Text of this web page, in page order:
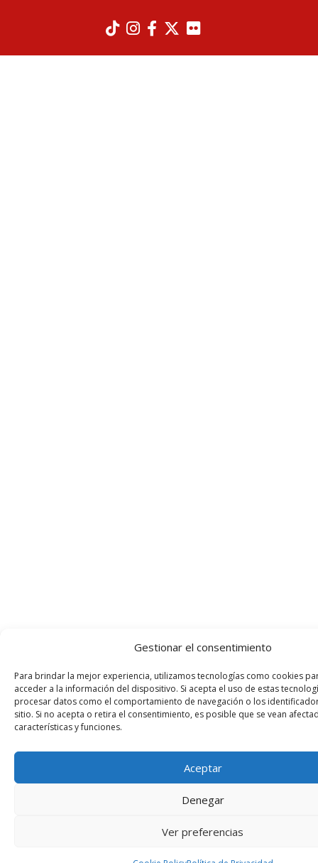
Gestionar el consentimiento
Para brindar la mejor experiencia, utilizamos tecnologías como cookies
acceder a la información del dispositivo. Si acepta el uso de estas
procesar datos como el comportamiento de navegación o los
sitio. Si no acepta o retira el consentimiento, es posible que se vean
características y funciones.
Aceptar
Denegar
Ver preferencias